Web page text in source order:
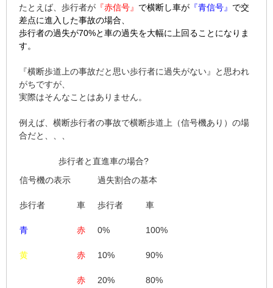
たとえば、歩行者が 『赤信号』 で横断し車が 『青信号』 で交
差点に進入した事故の場合、
歩行者の過失が70%と車の過失を大幅に上回ることになりま
す。
『横断歩道上の事故だと思い歩行者に過失がない』と思われ
がちですが、
実際はそんなことはありません。
例えば、横断歩行者の事故で横断歩道上（信号機あり）の場
合だと、、、
歩行者と直進車の場合?
信号機の表示
過失割合の基本
歩行者 車 歩行者 車
青 赤 0% 100%
黄 赤 10% 90%
赤 20% 80%